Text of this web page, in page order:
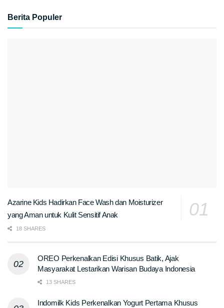
Berita Populer
Azarine Kids Hadirkan Face Wash dan Moisturizer
yang Aman untuk Kulit Sensitif Anak
18 SHARES
OREO Perkenalkan Edisi Khusus Batik, Ajak
Masyarakat Lestarikan Warisan Budaya Indonesia
13 SHARES
Indomilk Kids Perkenalkan Yogurt Pertama Khusus